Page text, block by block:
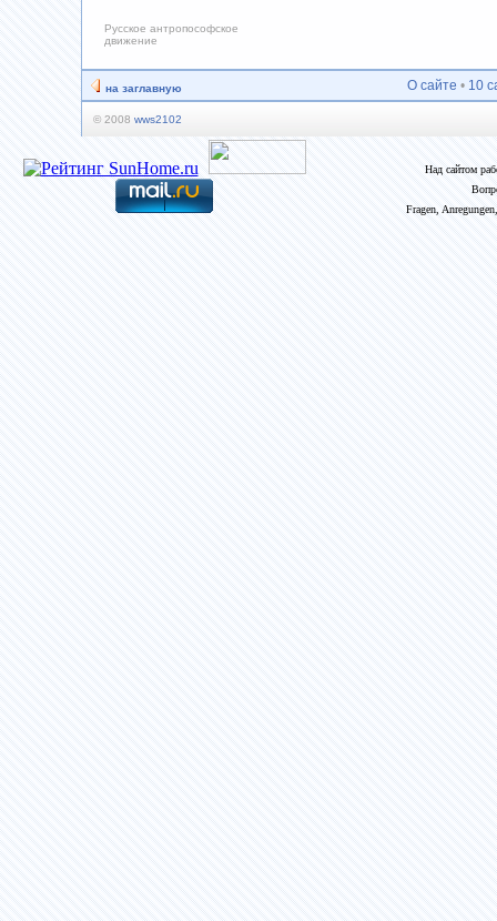
Русское антропософское
движение
на заглавную О сайте • 10
© 2008 wws2102
Над сайтом
Fragen,